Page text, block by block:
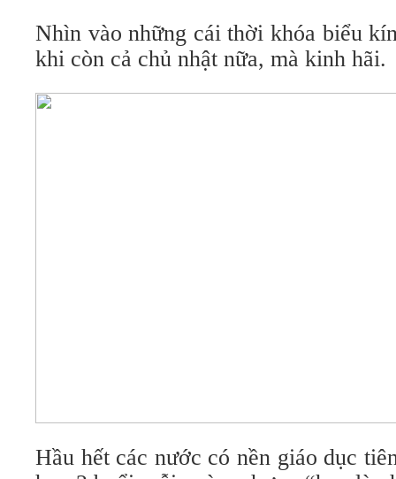
Nhìn vào những cái thời khóa biểu
khi còn cả chủ nhật nữa, mà kinh hãi.
Hầu hết các nước có nền giáo dục